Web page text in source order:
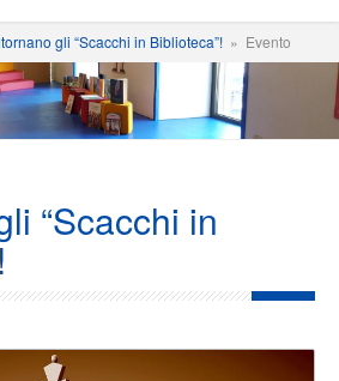
gli “Scacchi in Biblioteca”! » Evento
“Scacchi in